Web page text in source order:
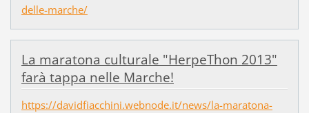
delle-marche/
La maratona culturale "HerpeThon 2013"
farà tappa nelle Marche!
https://davidfiacchini.webnode.it/news/la-maratona-